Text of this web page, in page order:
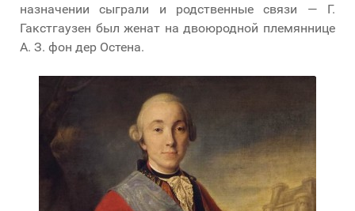
назначении сыграли и родственные связи — Г.
Гакстгаузен был женат на двоюродной племяннице
А. З. фон дер Остена.